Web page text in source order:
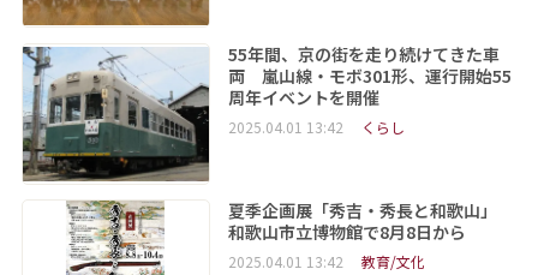
55年間、京の街を走り続けてきた車
両 嵐山線・モボ301形、運行開始55
周年イベントを開催
2025.04.01 13:42 くらし
夏季企画展「秀吉・秀長と和歌山」
和歌山市立博物館で8月8日から
2025.04.01 13:42 教育/文化